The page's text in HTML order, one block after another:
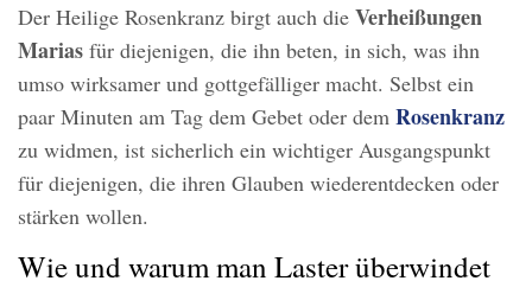
Der Heilige Rosenkranz birgt auch die Verheißungen
Marias für diejenigen, die ihn beten, in sich, was ihn
umso wirksamer und gottgefälliger macht. Selbst ein
paar Minuten am Tag dem Gebet oder dem Rosenkranz
zu widmen, ist sicherlich ein wichtiger Ausgangspunkt
für diejenigen, die ihren Glauben wiederentdecken oder
stärken wollen.
Wie und warum man Laster überwindet